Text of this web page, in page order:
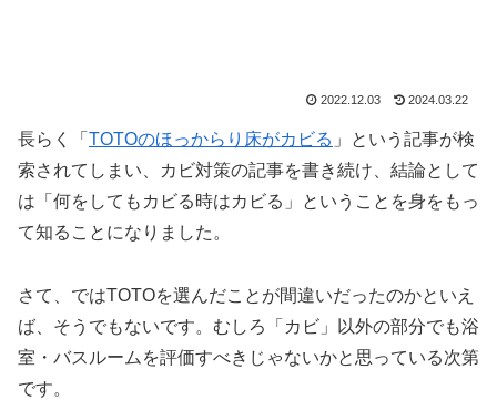
2022.12.03 2024.03.22
長らく「 TOTOのほっからり床がカビる 」という記事が検
索されてしまい、カビ対策の記事を書き続け、結論として
は「何をしてもカビる時はカビる」ということを身をもっ
て知ることになりました。
さて、ではTOTOを選んだことが間違いだったのかといえ
ば、そうでもないです。むしろ「カビ」以外の部分でも浴
室・バスルームを評価すべきじゃないかと思っている次第
です。